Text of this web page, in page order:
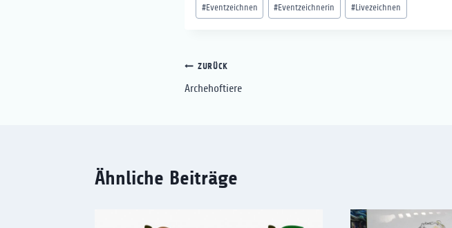
#Eventzeichnen #Eventzeichnerin #Livezeichnen
Beitragsnavigation
ZURÜCK
Archehoftiere
Ähnliche Beiträge